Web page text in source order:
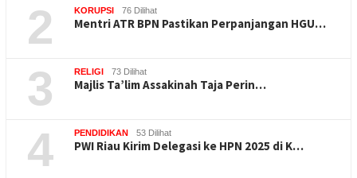
2 KORUPSI 76 Dilihat
Mentri ATR BPN Pastikan Perpanjangan HGU…
3 RELIGI 73 Dilihat
Majlis Ta’lim Assakinah Taja Perin…
4 PENDIDIKAN 53 Dilihat
PWI Riau Kirim Delegasi ke HPN 2025 di K…